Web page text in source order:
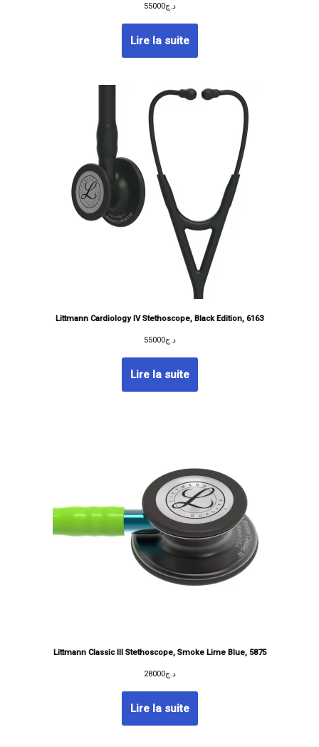
د.ج55000
Lire la suite
Littmann Cardiology IV Stethoscope, Black Edition, 6163
د.ج55000
Lire la suite
Littmann Classic III Stethoscope, Smoke Lime Blue, 5875
د.ج28000
Lire la suite